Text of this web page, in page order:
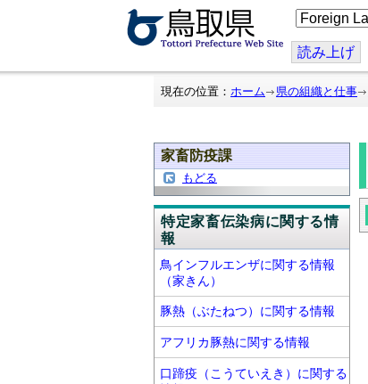
こ
の
ジ
を
翻
読み上げ
現在の位置： ホーム 県の組織と仕事
家畜防疫課
もどる
特定家畜伝染病に関する情
報
鳥インフルエンザに関する情報
（家きん）
豚熱（ぶたねつ）に関する情報
アフリカ豚熱に関する情報
口蹄疫（こうていえき）に関する